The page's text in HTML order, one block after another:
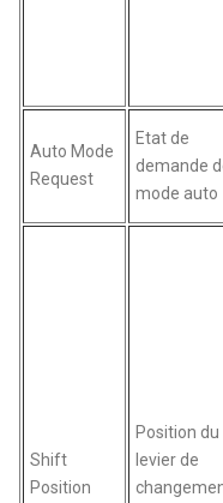
Auto Mode
Request
Etat de
demande
mode auto
Shift
Position
Position du
levier de